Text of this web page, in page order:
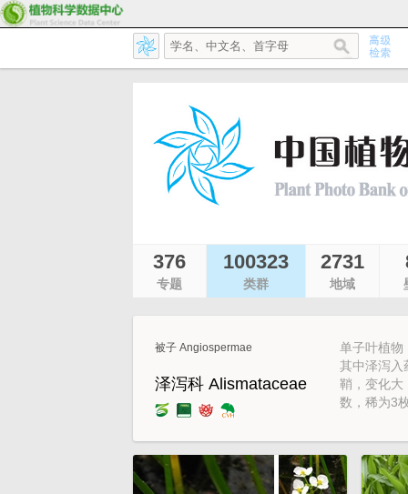
376
专题
100323
类群
2731
地域
被子 Angiospermae
泽泻科 Alismataceae
单子叶植物
其中泽泻入
鞘，变化大
数，稀为3